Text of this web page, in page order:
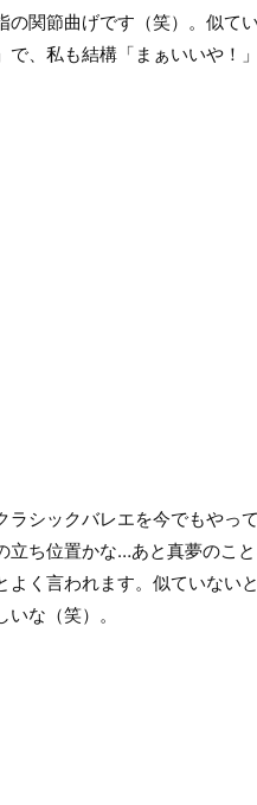
関節曲げです（笑）。似て
、私も結構「まぁいいや！
シックバレエを今でもやっ
ち位置かな…あと真夢のこ
く言われます。似ていない
な（笑）。